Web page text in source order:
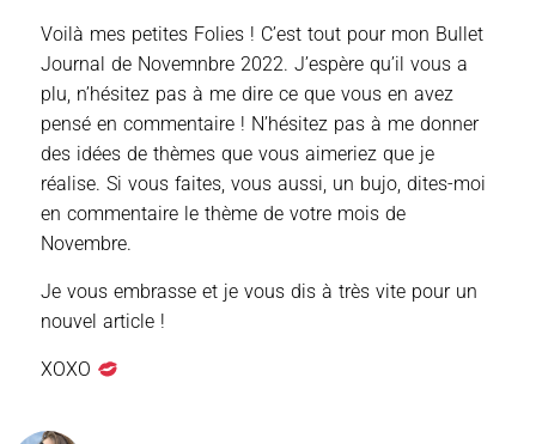
Voilà mes petites Folies ! C’est tout pour mon Bullet
Journal de Novemnbre 2022. J’espère qu’il vous a
plu, n’hésitez pas à me dire ce que vous en avez
pensé en commentaire ! N’hésitez pas à me donner
des idées de thèmes que vous aimeriez que je
réalise. Si vous faites, vous aussi, un bujo, dites-moi
en commentaire le thème de votre mois de
Novembre.
Je vous embrasse et je vous dis à très vite pour un
nouvel article !
XOXO